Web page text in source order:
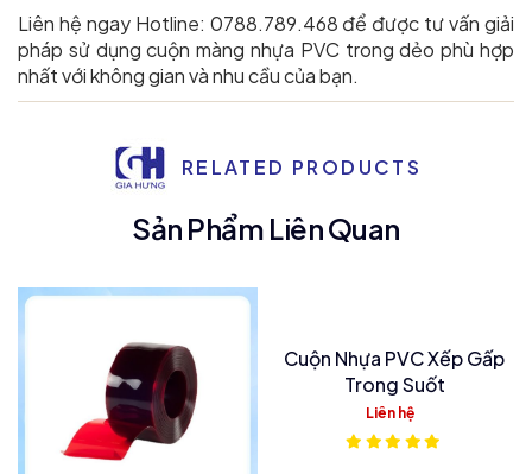
Liên hệ ngay Hotline: 0788.789.468 để được tư vấn giải
pháp sử dụng cuộn màng nhựa PVC trong dẻo phù hợp
nhất với không gian và nhu cầu của bạn.
RELATED PRODUCTS
Sản Phẩm Liên Quan
Cuộn Nhựa PVC Xếp Gấp
Trong Suốt
Liên hệ